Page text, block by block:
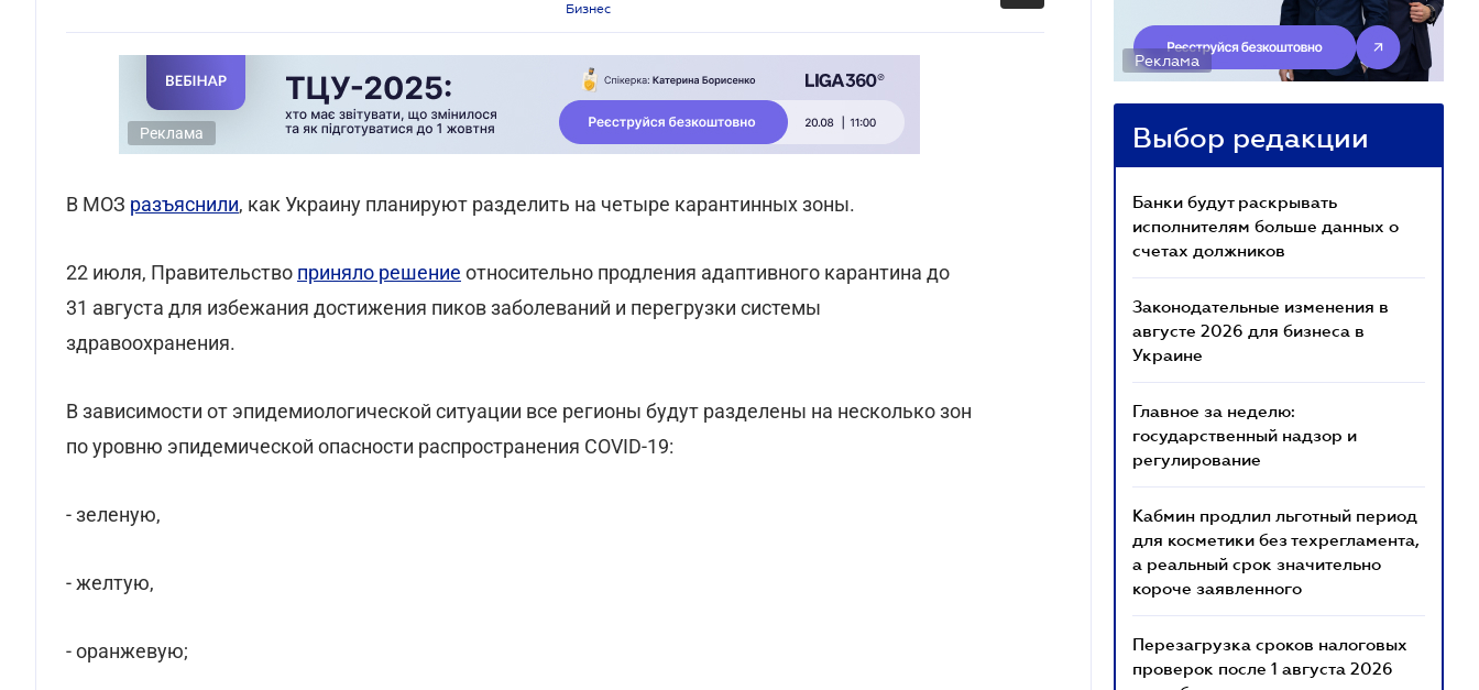
Бизнес
Реклама
В МОЗ разъяснили, как Украину планируют разделить на четыре карантинных зоны.
22 июля, Правительство приняло решение относительно продления адаптивного карантина до
31 августа для избежания достижения пиков заболеваний и перегрузки системы
здравоохранения.
В зависимости от эпидемиологической ситуации все регионы будут разделены на несколько зон
по уровню эпидемической опасности распространения COVID-19:
- зеленую,
- желтую,
- оранжевую;
Реклама
Выбор редакции
Банки будут раскрывать
исполнителям больше данных о
счетах должников
Законодательные изменения в
августе 2026 для бизнеса в
Украине
Главное за неделю:
государственный надзор и
регулирование
Кабмин продлил льготный период
для косметики без техрегламента,
а реальный срок значительно
короче заявленного
Перезагрузка сроков налоговых
проверок после 1 августа 2026